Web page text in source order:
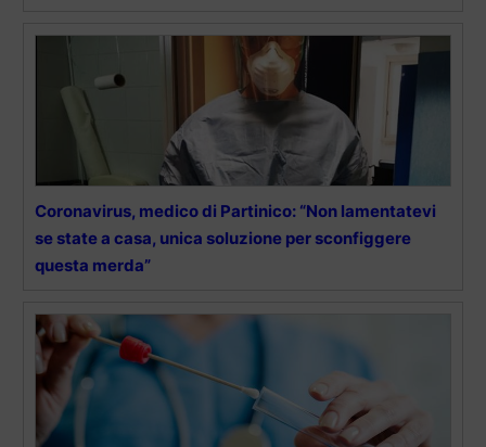
Coronavirus, medico di Partinico: “Non lamentatevi
se state a casa, unica soluzione per sconfiggere
questa merda”